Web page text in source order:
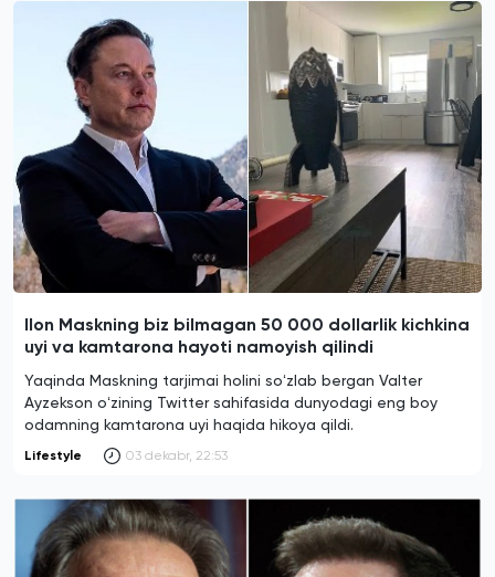
Ilon Maskning biz bilmagan 50 000 dollarlik kichkina
uyi va kamtarona hayoti namoyish qilindi
Yaqinda Maskning tarjimai holini soʻzlab bergan Valter
Ayzekson oʻzining Twitter sahifasida dunyodagi eng boy
odamning kamtarona uyi haqida hikoya qildi.
Lifestyle 03 dekabr, 22:53